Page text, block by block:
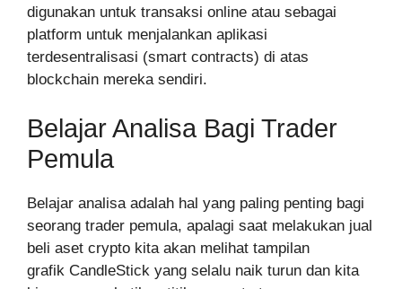
digunakan untuk transaksi online atau sebagai
platform untuk menjalankan aplikasi
terdesentralisasi (smart contracts) di atas
blockchain mereka sendiri.
Belajar Analisa Bagi Trader
Pemula
Belajar analisa adalah hal yang paling penting bagi
seorang trader pemula, apalagi saat melakukan jual
beli aset crypto kita akan melihat tampilan
grafik CandleStick yang selalu naik turun dan kita